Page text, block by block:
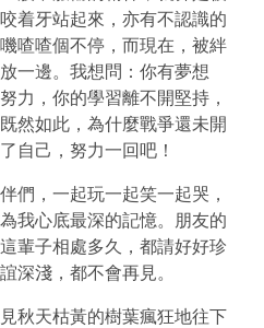
着牙站起來，亦有不認識的
喳喳個不停，而現在，被絆
一邊。我想問：你有夢想
力，你的學習離不開堅持，
然如此，為什麼戰爭還未開
自己，努力一回吧！
，一起玩一起笑一起哭，
我心底最深的記憶。朋友的
輩子相處多久，都請好好珍
深淺，都不會再見。
天枯黃的樹葉瘋狂地往下